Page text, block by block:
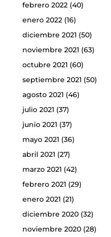
febrero 2022(40)
enero 2022(16)
diciembre 2021 (50)
noviembre 2021 (63)
octubre 2021 (60)
septiembre 2021 (50)
agosto 2021 (46)
julio 2021 (37)
junio 2021 (37)
mayo 2021 (36)
abril 2021 (27)
marzo 2021 (42)
febrero 2021 (29)
enero 2021 (21)
diciembre 2020(32)
noviembre 2020(28)